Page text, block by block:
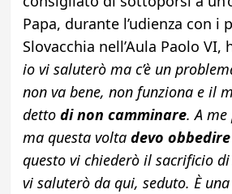
Papa, durante l’udienza con i
Slovacchia nell’Aula Paolo VI,
io vi saluterò ma c’è un
non va bene, non funziona e il
detto di non camminare. A me
ma questa volta devo
questo vi chiederò il sacrificio
vi saluterò da qui, seduto. È